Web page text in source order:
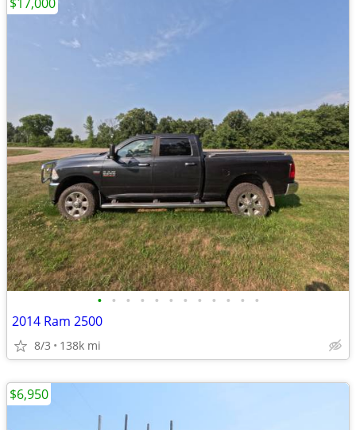
• • • • • • • • • • • •
2014 Ram 2500
8/3 138k mi
$6,950